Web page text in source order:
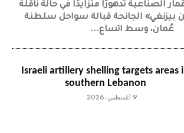
الصناعية تدهورًا متزايدًا في حالة ناقلة
بيزنغي» الجانحة قبالة سواحل سلطنة
عُمان، وسط اتساع...
Israeli artillery shelling targets areas
southern Lebanon
9 أغسطس، 2026